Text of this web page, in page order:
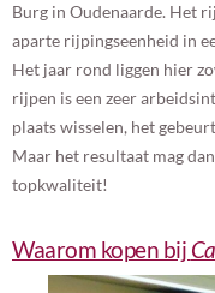
Burg in Oudenaarde. Het
aparte rijpingseenheid in
Het jaar rond liggen hier
rijpen is een zeer
plaats wisselen, het
Maar het resultaat mag
topkwaliteit!
Waarom kopen bij